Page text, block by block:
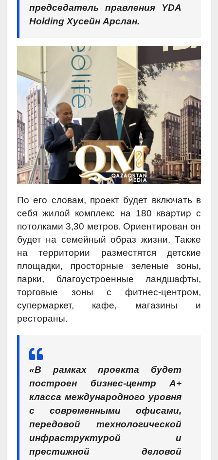
председатель правления YDA
Holding Хусейн Арслан.
По его словам, проект будет включать в
себя жилой комплекс на 180 квартир с
потолками 3,30 метров. Ориентирован он
будет на семейный образ жизни. Также
на территории разместятся детские
площадки, просторные зеленые зоны,
парки, благоустроенные ландшафты,
торговые зоны с фитнес-центром,
супермаркет, кафе, магазины и
рестораны.
«В рамках проекта будет
построен бизнес-центр А+
класса международного уровня
с современными офисами,
передовой технологической
инфраструктурой и
престижной деловой